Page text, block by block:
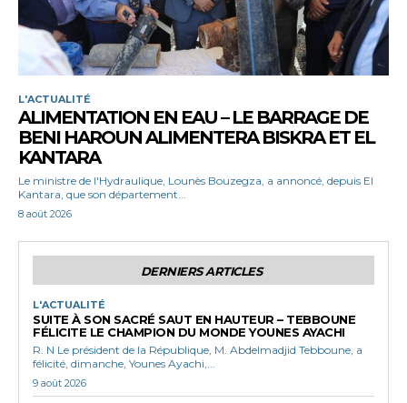
L'ACTUALITÉ
ALIMENTATION EN EAU – LE BARRAGE DE
BENI HAROUN ALIMENTERA BISKRA ET EL
KANTARA
Le ministre de l'Hydraulique, Lounès Bouzegza, a annoncé, depuis El
Kantara, que son département...
8 août 2026
DERNIERS ARTICLES
L'ACTUALITÉ
SUITE À SON SACRÉ SAUT EN HAUTEUR – TEBBOUNE
FÉLICITE LE CHAMPION DU MONDE YOUNES AYACHI
R. N Le président de la République, M. Abdelmadjid Tebboune, a
félicité, dimanche, Younes Ayachi,...
9 août 2026